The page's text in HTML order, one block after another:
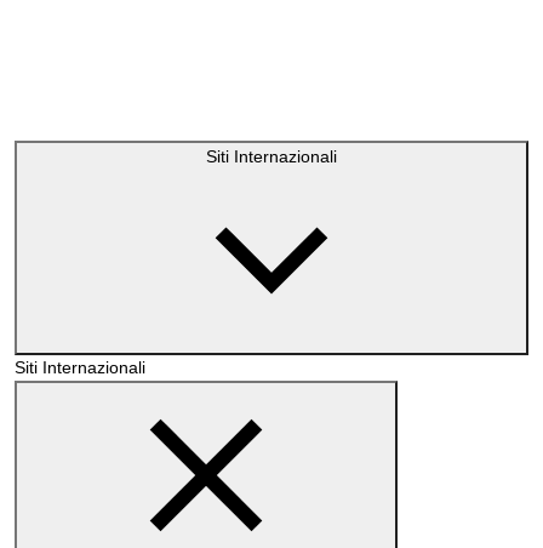
Siti Internazionali
Siti Internazionali